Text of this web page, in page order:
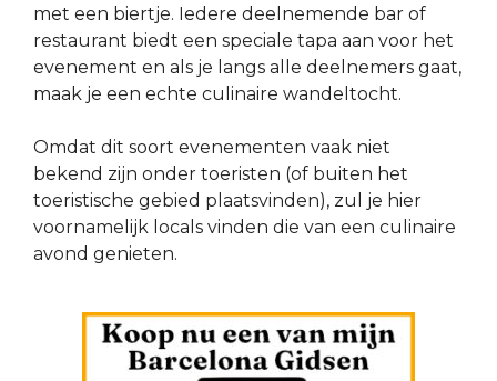
met een biertje. Iedere deelnemende bar of
restaurant biedt een speciale tapa aan voor het
evenement en als je langs alle deelnemers gaat,
maak je een echte culinaire wandeltocht.
Omdat dit soort evenementen vaak niet
bekend zijn onder toeristen (of buiten het
toeristische gebied plaatsvinden), zul je hier
voornamelijk locals vinden die van een culinaire
avond genieten.